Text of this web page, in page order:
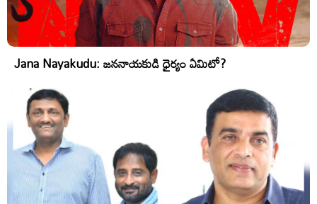
Jana Nayakudu: జననాయకుడి ధైర్యం ఏమిటో?